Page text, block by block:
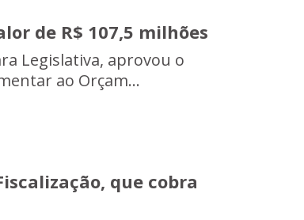
de R$ 107,5 milhões
Legislativa, aprovou o
ao Orçam...
que cobra